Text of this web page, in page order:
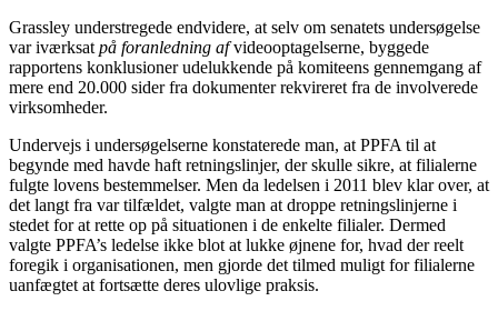
Grassley understregede endvidere, at selv om senatets undersøgelse
var iværksat på foranledning afvideooptagelserne, byggede
rapportens konklusioner udelukkende på komiteens gennemgang af
mere end 20.000 sider fra dokumenter rekvireret fra de involverede
virksomheder.
Undervejs i undersøgelserne konstaterede man, at PPFA til at
begynde med havde haft retningslinjer, der skulle sikre, at filialerne
fulgte lovens bestemmelser. Men da ledelsen i 2011 blev klar over, at
det langt fra var tilfældet, valgte man at droppe retningslinjerne i
stedet for at rette op på situationen i de enkelte filialer. Dermed
valgte PPFA’s ledelse ikke blot at lukke øjnene for, hvad der reelt
foregik i organisationen, men gjorde det tilmed muligt for filialerne
uanfægtet at fortsætte deres ulovlige praksis.